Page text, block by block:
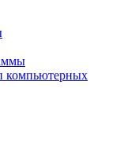
компьютерных